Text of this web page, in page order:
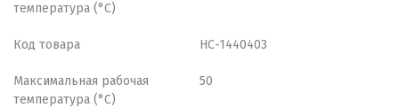
температура (°С)
Код товара НС-1440403
Максимальная рабочая
температура (°С)
50